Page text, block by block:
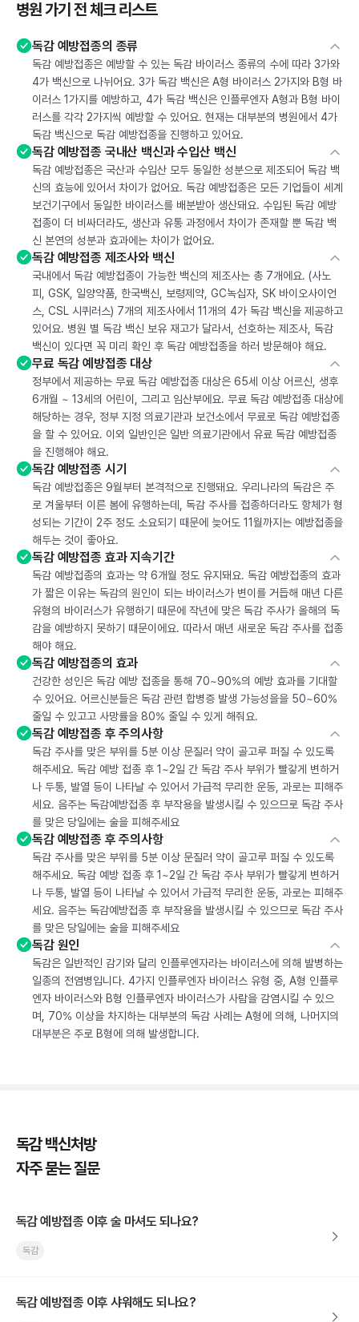
병원 가기 전 체크 리스트
독감 예방접종의 종류
독감 예방접종은 예방할 수 있는 독감 바이러스 종류의 수에 따라 3가와
4가 백신으로 나뉘어요. 3가 독감 백신은 A형 바이러스 2가지와 B형 바
이러스 1가지를 예방하고, 4가 독감 백신은 인플루엔자 A형과 B형 바이
러스를 각각 2가지씩 예방할 수 있어요. 현재는 대부분의 병원에서 4가
독감 백신으로 독감 예방접종을 진행하고 있어요.
독감 예방접종 국내산 백신과 수입산 백신
독감 예방접종은 국산과 수입산 모두 동일한 성분으로 제조되어 독감 백
신의 효능에 있어서 차이가 없어요. 독감 예방접종은 모든 기업들이 세계
보건기구에서 동일한 바이러스를 배분받아 생산돼요. 수입된 독감 예방
접종이 더 비싸더라도, 생산과 유통 과정에서 차이가 존재할 뿐 독감 백
신 본연의 성분과 효과에는 차이가 없어요.
독감 예방접종 제조사와 백신
국내에서 독감 예방접종이 가능한 백신의 제조사는 총 7개에요. (사노
피, GSK, 일양약품, 한국백신, 보령제약, GC녹십자, SK 바이오사이언
스, CSL 시퀴러스) 7개의 제조사에서 11개의 4가 독감 백신을 제공하고
있어요. 병원 별 독감 백신 보유 재고가 달라서, 선호하는 제조사, 독감
백신이 있다면 꼭 미리 확인 후 독감 예방접종을 하러 방문해야 해요.
무료 독감 예방접종 대상
정부에서 제공하는 무료 독감 예방접종 대상은 65세 이상 어르신, 생후
6개월 ~ 13세의 어린이, 그리고 임산부에요. 무료 독감 예방접종 대상에
해당하는 경우, 정부 지정 의료기관과 보건소에서 무료로 독감 예방접종
을 할 수 있어요. 이외 일반인은 일반 의료기관에서 유료 독감 예방접종
을 진행해야 해요.
독감 예방접종 시기
독감 예방접종은 9월부터 본격적으로 진행돼요. 우리나라의 독감은 주
로 겨울부터 이른 봄에 유행하는데, 독감 주사를 접종하더라도 항체가 형
성되는 기간이 2주 정도 소요되기 때문에 늦어도 11월까지는 예방접종을
해두는 것이 좋아요.
독감 예방접종 효과 지속기간
독감 예방접종의 효과는 약 6개월 정도 유지돼요. 독감 예방접종의 효과
가 짧은 이유는 독감의 원인이 되는 바이러스가 변이를 거듭해 매년 다른
유형의 바이러스가 유행하기 때문에 작년에 맞은 독감 주사가 올해의 독
감을 예방하지 못하기 때문이에요. 따라서 매년 새로운 독감 주사를 접종
해야 해요.
독감 예방접종의 효과
건강한 성인은 독감 예방 접종을 통해 70~90%의 예방 효과를 기대할
수 있어요. 어르신분들은 독감 관련 합병증 발생 가능성을을 50~60%
줄일 수 있고고 사망률을 80% 줄일 수 있게 해줘요.
독감 예방접종 후 주의사항
독감 주사를 맞은 부위를 5분 이상 문질러 약이 골고루 퍼질 수 있도록
해주세요. 독감 예방 접종 후 1~2일 간 독감 주사 부위가 빨갛게 변하거
나 두통, 발열 등이 나타날 수 있어서 가급적 무리한 운동, 과로는 피해주
세요. 음주는 독감예방접종 후 부작용을 발생시킬 수 있으므로 독감 주사
를 맞은 당일에는 술을 피해주세요
독감 예방접종 후 주의사항
독감 주사를 맞은 부위를 5분 이상 문질러 약이 골고루 퍼질 수 있도록
해주세요. 독감 예방 접종 후 1~2일 간 독감 주사 부위가 빨갛게 변하거
나 두통, 발열 등이 나타날 수 있어서 가급적 무리한 운동, 과로는 피해주
세요. 음주는 독감예방접종 후 부작용을 발생시킬 수 있으므로 독감 주사
를 맞은 당일에는 술을 피해주세요
독감 원인
독감은 일반적인 감기와 달리 인플루엔자라는 바이러스에 의해 발병하는
일종의 전염병입니다. 4가지 인플루엔자 바이러스 유형 중, A형 인플루
엔자 바이러스와 B형 인플루엔자 바이러스가 사람을 감염시킬 수 있으
며, 70% 이상을 차지하는 대부분의 독감 사례는 A형에 의해, 나머지의
대부분은 주로 B형에 의해 발생합니다.
독감 백신처방
자주 묻는 질문
독감 예방접종 이후 술 마셔도 되나요?
독감
독감 예방접종 이후 샤워해도 되나요?